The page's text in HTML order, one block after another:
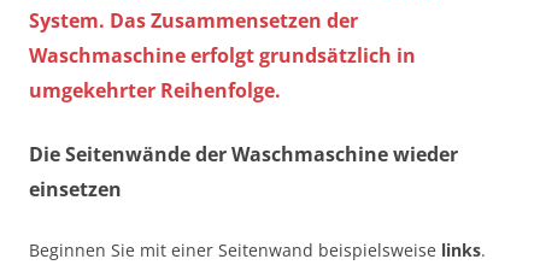
System. Das Zusammensetzen der
Waschmaschine erfolgt grundsätzlich in
umgekehrter Reihenfolge.
Die Seitenwände der Waschmaschine wieder
einsetzen
Beginnen Sie mit einer Seitenwand beispielsweise links.